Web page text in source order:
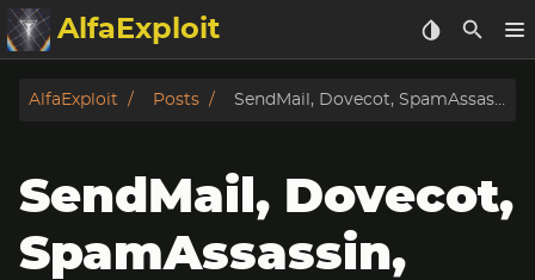
AlfaExploit
Categorias
Info
Bughunter
AlfaExploit Posts SendMail, Dovecot, SpamAssassin, RainLoop, Sieve, OpenDkim, SPF, DMARC en FreeBSD
SendMail, Dovecot,
SpamAssassin,